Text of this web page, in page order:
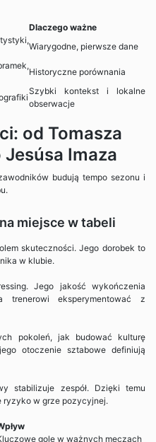
Dlaczego ważne
Wiarygodne, pierwsze dane
Historyczne porównania
Szybki kontekst i lokalne
obserwacje
od Tomasza
Imaza
budują tempo sezonu i
miejsce w tabeli
skuteczności. Jego dorobek to
w klubie.
Jego jakość wykończenia
eksperymentować z
pokoleń, jak budować kulturę
otoczenie sztabowe definiują
stabilizuje zespół. Dzięki temu
ryzyko w grze pozycyjnej.
gole w ważnych meczach